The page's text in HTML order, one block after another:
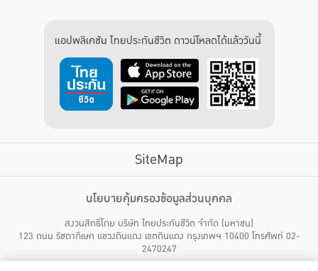
แอปพลิเคชัน ไทยประกันชีวิต ดาวน์โหลดได้แล้ววันนี้
SiteMap
ไทยประกันชีวิต HEALTH CARE SOLUTIONS
สิทธิพิเศษ
แอปพลิเคชัน ไทยประกันชีวิต
นโยบายคุ้มครองข้อมูลส่วนบุคคล
สงวนสิทธิ์โดย บริษัท ไทยประกันชีวิต จำกัด (มหาชน)
123 ถนน รัชดาภิเษก แขวงดินแดง เขตดินแดง กรุงเทพฯ 10400 โทรศัพท์ 02-
2470247